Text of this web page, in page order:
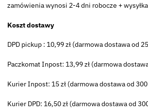
zamówienia wynosi 2-4 dni robocze +
Koszt dostawy
DPD pickup : 10,99 zł (darmowa dostawa od
Paczkomat Inpost: 13,99 zł (darmowa
Kurier Inpost: 15 zł (darmowa dostawa od 300
Kurier DPD: 16,50 zł (darmowa dostawa od